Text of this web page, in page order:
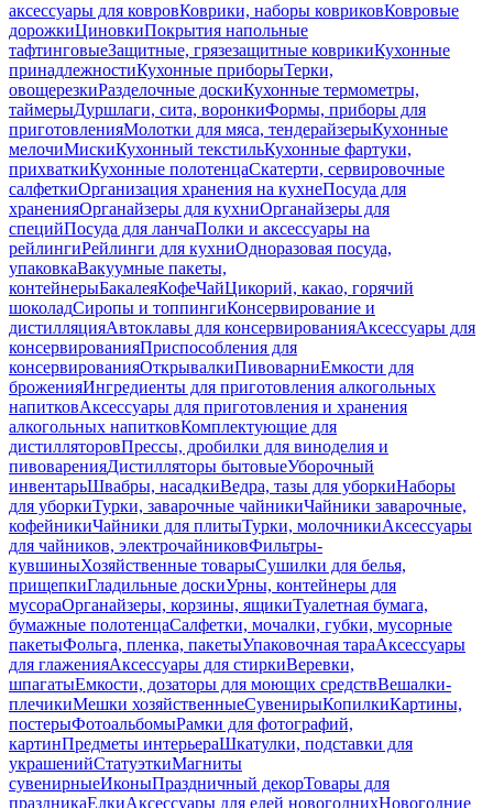
аксессуары для ковровКоврики, наборы ковриковКовровые
дорожкиЦиновкиПокрытия напольные
тафтинговыеЗащитные, грязезащитные коврикиКухонные
принадлежностиКухонные приборыТерки,
овощерезкиРазделочные доскиКухонные термометры,
таймерыДуршлаги, сита, воронкиФормы, приборы для
приготовленияМолотки для мяса, тендерайзерыКухонные
мелочиМискиКухонный текстильКухонные фартуки,
прихваткиКухонные полотенцаСкатерти, сервировочные
салфеткиОрганизация хранения на кухнеПосуда для
храненияОрганайзеры для кухниОрганайзеры для
специйПосуда для ланчаПолки и аксессуары на
рейлингиРейлинги для кухниОдноразовая посуда,
упаковкаВакуумные пакеты,
контейнерыБакалеяКофеЧайЦикорий, какао, горячий
шоколадСиропы и топпингиКонсервирование и
дистилляцияАвтоклавы для консервированияАксессуары для
консервированияПриспособления для
консервированияОткрывалкиПивоварниЕмкости для
броженияИнгредиенты для приготовления алкогольных
напитковАксессуары для приготовления и хранения
алкогольных напитковКомплектующие для
дистилляторовПрессы, дробилки для виноделия и
пивоваренияДистилляторы бытовыеУборочный
инвентарьШвабры, насадкиВедра, тазы для уборкиНаборы
для уборкиТурки, заварочные чайникиЧайники заварочные,
кофейникиЧайники для плитыТурки, молочникиАксессуары
для чайников, электрочайниковФильтры-
кувшиныХозяйственные товарыСушилки для белья,
прищепкиГладильные доскиУрны, контейнеры для
мусораОрганайзеры, корзины, ящикиТуалетная бумага,
бумажные полотенцаСалфетки, мочалки, губки, мусорные
пакетыФольга, пленка, пакетыУпаковочная тараАксессуары
для глаженияАксессуары для стиркиВеревки,
шпагатыЕмкости, дозаторы для моющих средствВешалки-
плечикиМешки хозяйственныеСувенирыКопилкиКартины,
постерыФотоальбомыРамки для фотографий,
картинПредметы интерьераШкатулки, подставки для
украшенийСтатуэткиМагниты
сувенирныеИконыПраздничный декорТовары для
праздникаЕлкиАксессуары для елей новогоднихНовогодние